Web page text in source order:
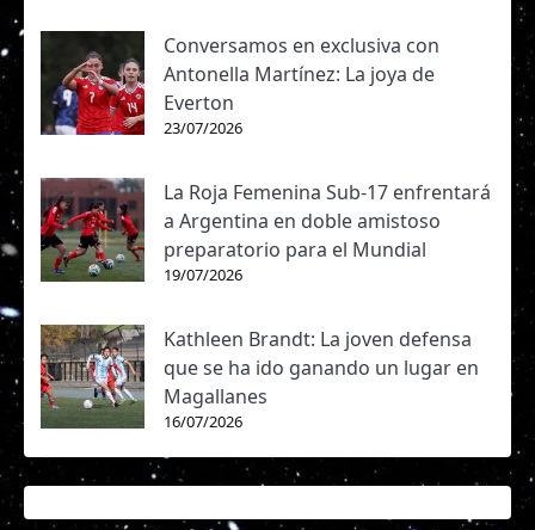
Conversamos en exclusiva con
Antonella Martínez: La joya de
Everton
23/07/2026
La Roja Femenina Sub-17 enfrentará
a Argentina en doble amistoso
preparatorio para el Mundial
19/07/2026
Kathleen Brandt: La joven defensa
que se ha ido ganando un lugar en
Magallanes
16/07/2026